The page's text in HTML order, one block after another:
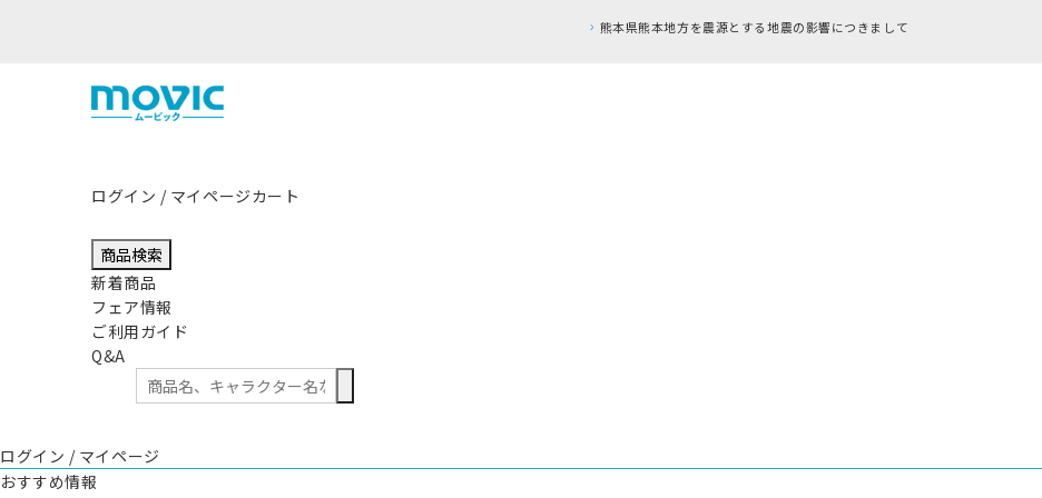
熊本県熊本地方を震源とする地震の影響につきまして
ログイン / マイページカート
商品検索
新着商品
フェア情報
ご利用ガイド
Q&A
ログイン / マイページ
おすすめ情報